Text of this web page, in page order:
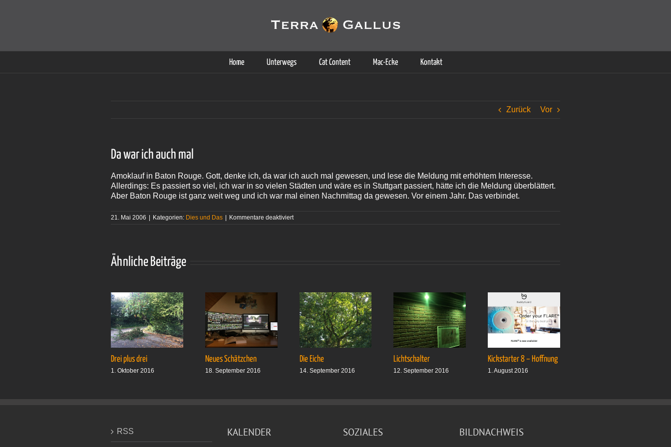
Home Unterwegs Cat Content Mac-Ecke Kontakt
Zurück Vor
Da war ich auch mal
Amoklauf in Baton Rouge. Gott, denke ich, da war ich auch mal gewesen, und lese die Meldung mit erhöhtem Interesse.
Allerdings: Es passiert so viel, ich war in so vielen Städten und wäre es in Stuttgart passiert, hätte ich die Meldung überblättert.
Aber Baton Rouge ist ganz weit weg und ich war mal einen Nachmittag da gewesen. Vor einem Jahr. Das verbindet.
21. Mai 2006 | Kategorien: Dies und Das | Kommentare deaktiviertfür
Ähnliche Beiträge
Drei plus drei
1. Oktober 2016
Neues Schätzchen
18. September 2016
Die Eiche
14. September 2016
Lichtschalter
12. September 2016
Kickstarter 8 – Hoffnung
1. August 2016
RSS KALENDER SOZIALES BILDNACHWEIS
Cookies helfen auf auf dieser Seite bei der Bereitstellung der Dienste. Durch die Nutzung dieser Webseite erklären Sie sich damit einverstanden, dass Cookies gesetzt werden.
Weitere Informationen